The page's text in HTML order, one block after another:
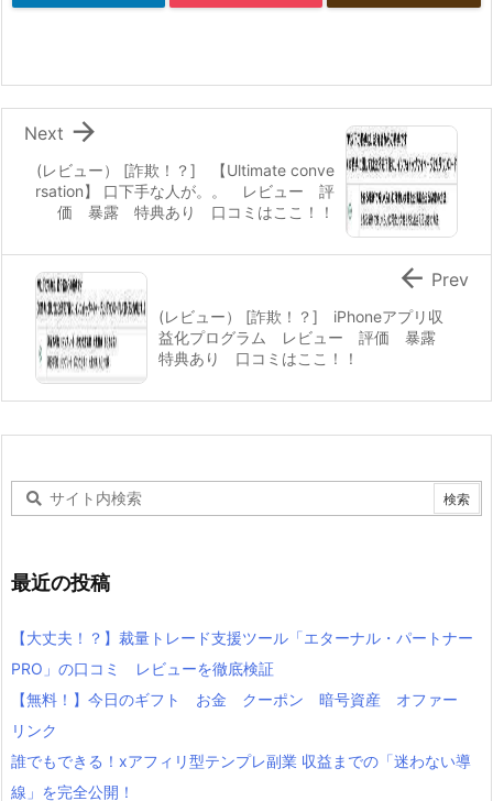
(レビュー） [詐欺！？] 【Ultimate conve
rsation】 口下手な人が。。 レビュー 評
価 暴露 特典あり 口コミはここ！！

Next
(レビュー） [詐欺！？] iPhoneアプリ収
益化プログラム レビュー 評価 暴露
特典あり 口コミはここ！！
 Prev
最近の投稿
【大丈夫！？】裁量トレード支援ツール「エターナル・パートナー
PRO」の口コミ レビューを徹底検証
【無料！】今日のギフト お金 クーポン 暗号資産 オファー
リンク
誰でもできる！xアフィリ型テンプレ副業 収益までの「迷わない導
線」を完全公開！